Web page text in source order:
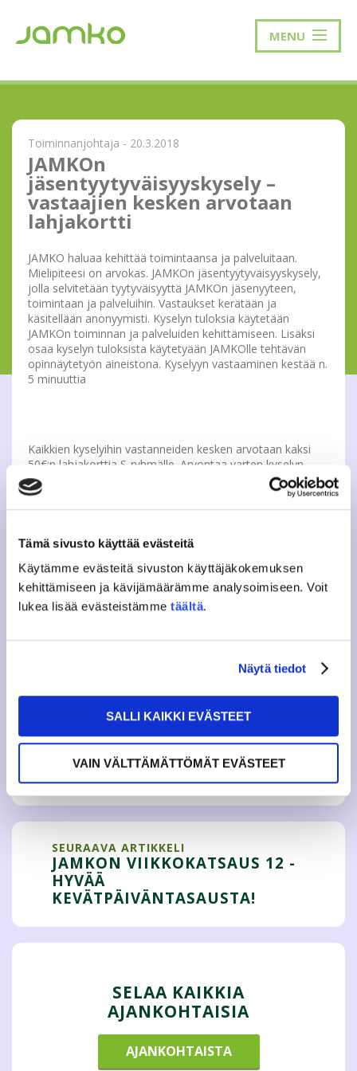
Tämä sivusto käyttää evästeitä
Käytämme evästeitä sivuston käyttäjäkokemuksen
kehittämiseen ja kävijämäärämme analysoimiseen. Voit
lukea lisää evästeistämme täältä.
Näytä tiedot
SALLI KAIKKI EVÄSTEET
VAIN VÄLTTÄMÄTTÖMÄT EVÄSTEET
MENU
Toiminnanjohtaja - 20.3.2018
JAMKOn
jäsentyytyväisyyskysely –
vastaajien kesken arvotaan
lahjakortti
JAMKO haluaa kehittää toimintaansa ja palveluitaan.
Mielipiteesi on arvokas. JAMKOn jäsentyytyväisyyskysely,
jolla selvitetään tyytyväisyyttä JAMKOn jäsenyyteen,
toimintaan ja palveluihin. Vastaukset kerätään ja
käsitellään anonyymisti. Kyselyn tuloksia käytetään
JAMKOn toiminnan ja palveluiden kehittämiseen. Lisäksi
osaa kyselyn tuloksista käytetyään JAMKOlle tehtävän
opinnäytetyön aineistona. Kyselyyn vastaaminen kestää n.
5 minuuttia
Kaikkien kyselyihin vastanneiden kesken arvotaan kaksi
50€:n lahjakorttia S-ryhmälle. Arvontaa varten kyselyn
viimeisellä sivulla kysytään yhteystietojasi, eikä niitä voida
yhdistää vastauksiisi.
Mikäli et ole JAMKOn jäsen, haluaisimme sinun vastaavan
ei-jäsenille tarkoitettuun kyselyyn. Sen löydät
täältä
EDELLINEN ARTIKKELI
JAMKON VIIKKOKATSAUS 11 -
VIIMEINEN JAKSO ENNEN
SEURAAVA ARTIKKELI
JAMKON VIIKKOKATSAUS 12 -
HYVÄÄ
KEVÄTPÄIVÄNTASAUSTA!
SELAA KAIKKIA
AJANKOHTAISIA
AJANKOHTAISTA